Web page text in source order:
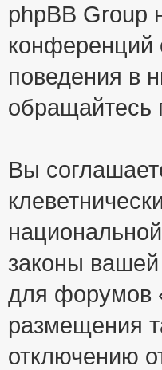
phpBB Group
конференций
поведения в
обращайтесь
Вы
законы вашей
для форумов
размещения
отключению